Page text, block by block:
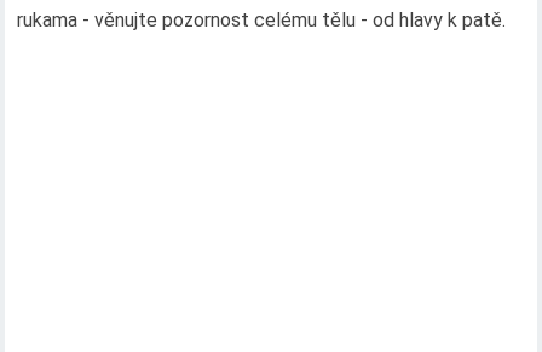
rukama - věnujte pozornost celému tělu - od hlavy k patě.